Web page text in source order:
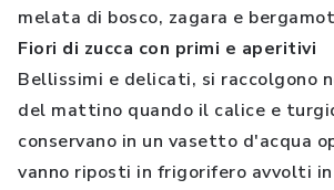
melata di bosco, zagara e
Fiori di zucca con primi e aperitivi
Bellissimi e delicati, si raccolgono
del mattino quando il calice e
conservano in un vasetto d'acqua
vanno riposti in frigorifero avvolti in